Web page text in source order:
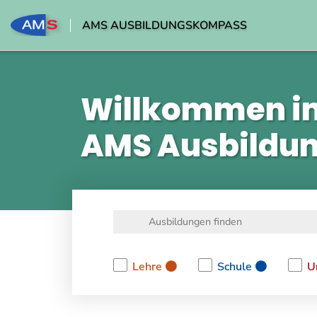
AMS AUSBILDUNGSKOMPASS
Willkommen
AMS
Lehre
Schule